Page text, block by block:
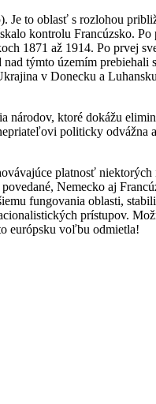
to oblasť s rozlohou
kontrolu Francúzsko. Po
1871 až 1914. Po prvej
týmto územím
v Donecku a
národov, ktoré dokážu
politicky odvážna
platnosť
Nemecko aj
fungovania oblasti,
prístupov.
európsku voľbu odmietla!